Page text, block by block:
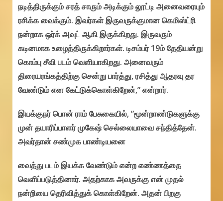
நடித்திருக்கும் சரத் சாரும் அடிக்கும் லூட்டி அனைவரையும்
ரசிக்க வைக்கும். இவர்கள் இருவருக்குமான கெமிஸ்ட்ரி
நன்றாக ஒர்க் அவுட் ஆகி இருக்கிறது. இருவரும்
கடினமாக உழைத்திருக்கிறார்கள். டிசம்பர் 19ம் தேதியன்று
கொம்பு சீவி படம் வெளியாகிறது. அனைவரும்
திரையரங்கத்திற்கு சென்று பார்த்து, ரசித்து ஆதரவு தர
வேண்டும் என கேட்டுக்கொள்கிறேன்,” என்றார்.
இயக்குநர் பொன் ராம் பேசுகையில், ”மூன்றாண்டுகளுக்கு
முன் தயாரிப்பாளர் முகேஷ் செல்லையாவை சந்தித்தேன்.
அவர்தான் சண்முக பாண்டியனை
வைத்து படம் இயக்க வேண்டும் என்ற எண்ணத்தை
வெளிப்படுத்தினார். அதற்காக அவருக்கு என் முதல்
நன்றியை தெரிவித்துக் கொள்கிறேன். அதன் பிறகு